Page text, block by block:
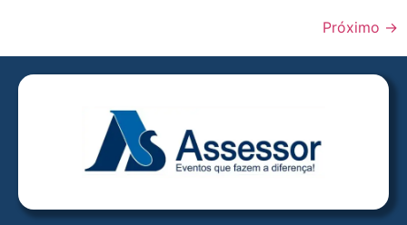
Próximo →